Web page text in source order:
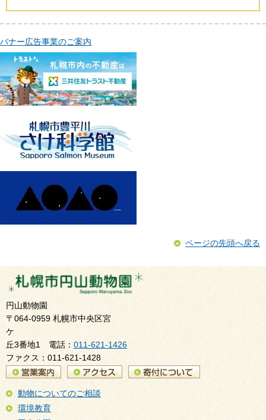
バナー広告事業のご案内
ページの先頭へ戻る
円山動物園
〒064-0959 札幌市中央区宮
ケ
丘3番地1 電話： 011-621-1426
ファクス：011-621-1428
動物についてのご相談
環境教育